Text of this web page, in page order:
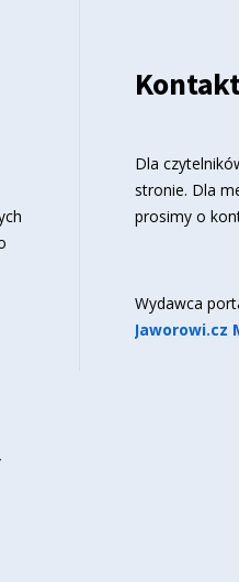
Dla
stronie. Dla
prosimy o
Wydawca
Jaworowi.cz